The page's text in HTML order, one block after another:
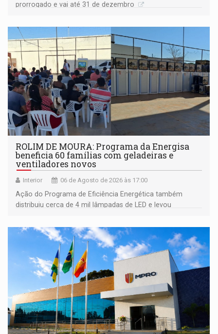
prorrogado e vai até 31 de dezembro
ROLIM DE MOURA: Programa da Energisa
beneficia 60 famílias com geladeiras e
ventiladores novos
Interior 06 de Agosto de 2026 às 17:00
Ação do Programa de Eficiência Energética também
distribuiu cerca de 4 mil lâmpadas de LED e levou
comunidade